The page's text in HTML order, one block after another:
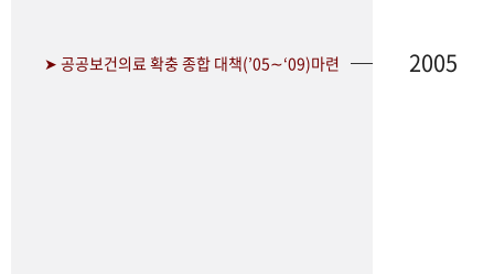
➤ 공공보건의료 확충 종합 대책(’05∼‘09)마련 2005